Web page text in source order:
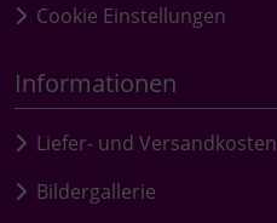
Cookie Einstellungen
Informationen
Liefer- und Versandkosten
Bildergallerie